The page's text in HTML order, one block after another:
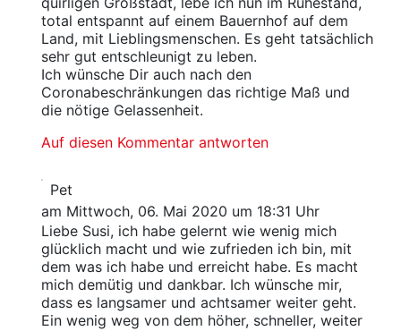
total entspannt auf einem Bauernhof auf dem
Land, mit Lieblingsmenschen. Es geht tatsächlich
sehr gut entschleunigt zu leben.
Ich wünsche Dir auch nach den
Coronabeschränkungen das richtige Maß und
die nötige Gelassenheit.
Auf diesen Kommentar antworten
Pet
am Mittwoch, 06. Mai 2020 um 18:31 Uhr
Liebe Susi, ich habe gelernt wie wenig mich
glücklich macht und wie zufrieden ich bin, mit
dem was ich habe und erreicht habe. Es macht
mich demütig und dankbar. Ich wünsche mir,
dass es langsamer und achtsamer weiter geht.
Ein wenig weg von dem höher, schneller, weiter